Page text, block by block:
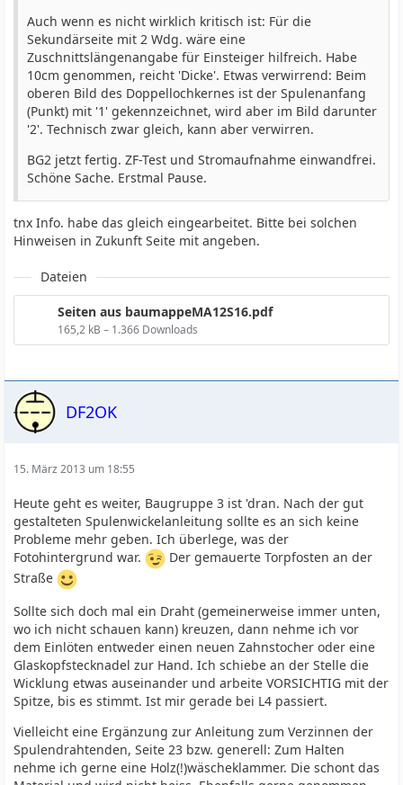
Auch wenn es nicht wirklich kritisch ist: Für die
Sekundärseite mit 2 Wdg. wäre eine
Zuschnittslängenangabe für Einsteiger hilfreich. Habe
10cm genommen, reicht 'Dicke'. Etwas verwirrend: Beim
oberen Bild des Doppellochkernes ist der Spulenanfang
(Punkt) mit '1' gekennzeichnet, wird aber im Bild darunter
'2'. Technisch zwar gleich, kann aber verwirren.
BG2 jetzt fertig. ZF-Test und Stromaufnahme einwandfrei.
Schöne Sache. Erstmal Pause.
tnx Info. habe das gleich eingearbeitet. Bitte bei solchen
Hinweisen in Zukunft Seite mit angeben.
Dateien
Seiten aus baumappeMA12S16.pdf
165,2 kB – 1.366 Downloads
DF2OK
15. März 2013 um 18:55
Heute geht es weiter, Baugruppe 3 ist 'dran. Nach der gut
gestalteten Spulenwickelanleitung sollte es an sich keine
Probleme mehr geben. Ich überlege, was der
Fotohintergrund war.
Der gemauerte Torpfosten an der
Straße
Sollte sich doch mal ein Draht (gemeinerweise immer unten,
wo ich nicht schauen kann) kreuzen, dann nehme ich vor
dem Einlöten entweder einen neuen Zahnstocher oder eine
Glaskopfstecknadel zur Hand. Ich schiebe an der Stelle die
Wicklung etwas auseinander und arbeite VORSICHTIG mit der
Spitze, bis es stimmt. Ist mir gerade bei L4 passiert.
Vielleicht eine Ergänzung zur Anleitung zum Verzinnen der
Spulendrahtenden, Seite 23 bzw. generell: Zum Halten
nehme ich gerne eine Holz(!)wäscheklammer. Die schont das